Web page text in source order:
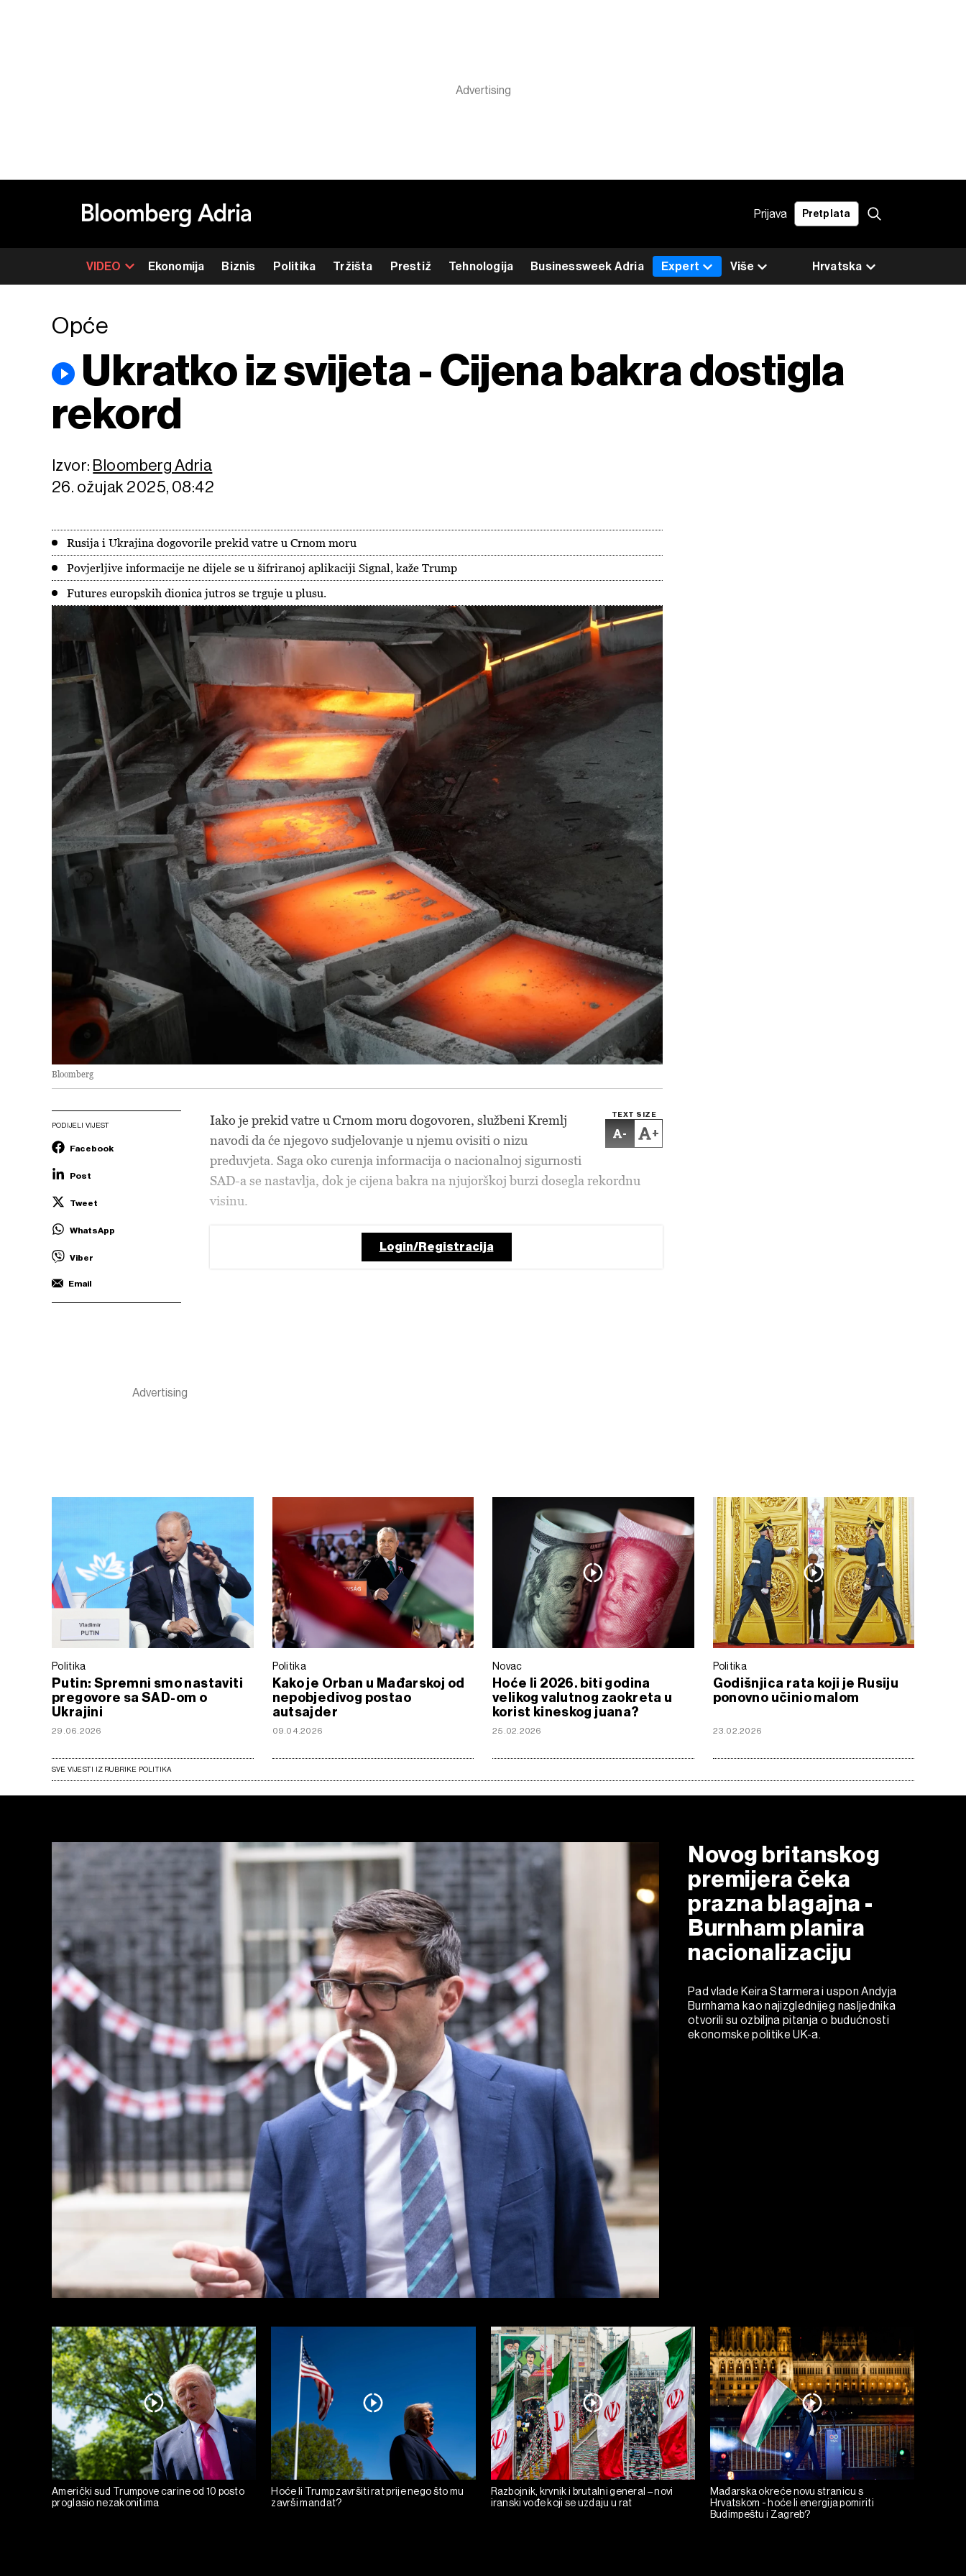
Prijava Pretplata
VIDEO Ekonomija Biznis Politika Tržišta Prestiž Tehnologija Businessweek Adria Hrvatska
Expert Više
Opće
Ukratko iz svijeta - Cijena bakra dostigla
rekord
Izvor: Bloomberg Adria
26. ožujak 2025, 08:42
Rusija i Ukrajina dogovorile prekid vatre u Crnom moru
Povjerljive informacije ne dijele se u šifriranoj aplikaciji Signal, kaže Trump
Futures europskih dionica jutros se trguje u plusu.
Bloomberg
PODIJELI VIJEST
Facebook
Post
Tweet
WhatsApp
Viber
Email
TEXT SIZE
- +
Iako je prekid vatre u Crnom moru dogovoren, službeni Kremlj
navodi da će njegovo sudjelovanje u njemu ovisiti o nizu
preduvjeta. Saga oko curenja informacija o nacionalnoj sigurnosti
SAD-a se nastavlja, dok je cijena bakra na njujorškoj burzi dosegla rekordnu
visinu.
Login/Registracija
Politika
Putin: Spremni smo nastaviti
pregovore sa SAD-om o
Ukrajini
29.06.2026
Politika
Kako je Orban u Mađarskoj od
nepobjedivog postao
autsajder
09.04.2026
Novac
Hoće li 2026. biti godina
velikog valutnog zaokreta u
korist kineskog juana?
25.02.2026
Politika
Godišnjica rata koji je Rusiju
ponovno učinio malom
23.02.2026
SVE VIJESTI IZ RUBRIKE POLITIKA
Novog britanskog
premijera čeka
prazna blagajna -
Burnham planira
nacionalizaciju
Pad vlade Keira Starmera i uspon Andyja
Burnhama kao najizglednijeg nasljednika
otvorili su ozbiljna pitanja o budućnosti
ekonomske politike UK-a.
Američki sud Trumpove carine od 10 posto
proglasio nezakonitima
Hoće li Trump završiti rat prije nego što mu
završi mandat?
Razbojnik, krvnik i brutalni general – novi
iranski vođe koji se uzdaju u rat
Mađarska okreće novu stranicu s
Hrvatskom - hoće li energija pomiriti
Budimpeštu i Zagreb?